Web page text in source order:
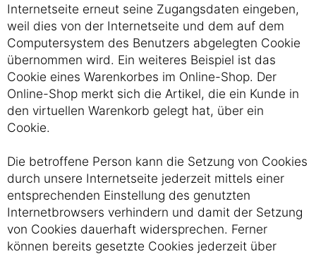
Internetseite erneut seine Zugangsdaten eingeben,
weil dies von der Internetseite und dem auf dem
Computersystem des Benutzers abgelegten Cookie
übernommen wird. Ein weiteres Beispiel ist das
Cookie eines Warenkorbes im Online-Shop. Der
Online-Shop merkt sich die Artikel, die ein Kunde in
den virtuellen Warenkorb gelegt hat, über ein
Cookie.
Die betroffene Person kann die Setzung von Cookies
durch unsere Internetseite jederzeit mittels einer
entsprechenden Einstellung des genutzten
Internetbrowsers verhindern und damit der Setzung
von Cookies dauerhaft widersprechen. Ferner
können bereits gesetzte Cookies jederzeit über